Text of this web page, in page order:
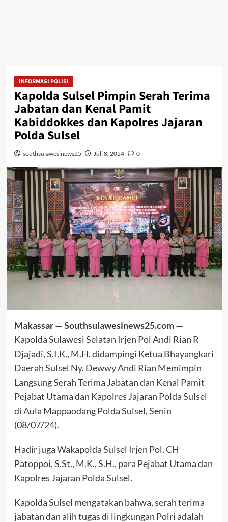
INFORMASI POLISI
Kapolda Sulsel Pimpin Serah Terima
Jabatan dan Kenal Pamit
Kabiddokkes dan Kapolres Jajaran
Polda Sulsel
southsulawesinews25 Juli 8, 2024 0
Makassar — Southsulawesinews25.com —
Kapolda Sulawesi Selatan Irjen Pol Andi Rian R
Djajadi, S.I.K., M.H. didampingi Ketua Bhayangkari
Daerah Sulsel Ny. Dewwy Andi Rian Memimpin
Langsung Serah Terima Jabatan dan Kenal Pamit
Pejabat Utama dan Kapolres Jajaran Polda Sulsel
di Aula Mappaodang Polda Sulsel, Senin
(08/07/24).
Hadir juga Wakapolda Sulsel Irjen Pol. CH
Patoppoi, S.St., M.K., S.H., para Pejabat Utama dan
Kapolres Jajaran Polda Sulsel.
Kapolda Sulsel mengatakan bahwa, serah terima
jabatan dan alih tugas di lingkungan Polri adalah